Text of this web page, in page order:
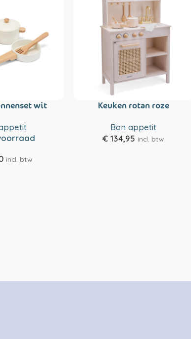
wit
incl. btw
Keuken rotan roze
Bon appetit
€ 134,95 incl. btw